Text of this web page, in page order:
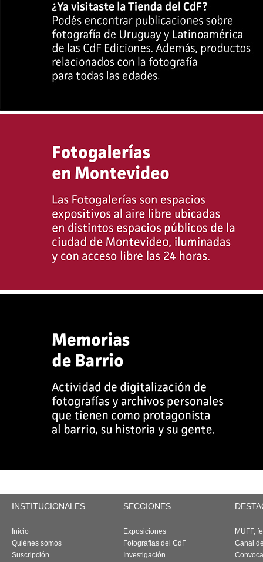
INSTITUCIONALES SECCIONES
Inicio
Quiénes somos
Suscripción
Exposiciones
Fotografías del CdF
Investigación
MUFF,
Canal